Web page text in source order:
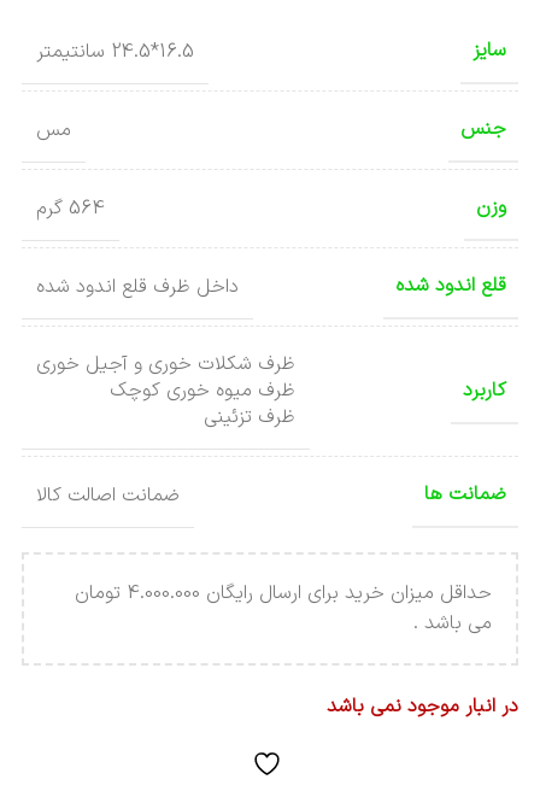
سایز 16.5*24.5 سانتیمتر
جنس مس
وزن 564 گرم
قلع اندود شده داخل ظرف قلع اندود شده
کاربرد
ظرف شکلات خوری و آجیل خوری
ظرف میوه خوری کوچک
ظرف تزئینی
ضمانت ها ضمانت اصالت کالا
حداقل میزان خرید برای ارسال رایگان 4.000.000 تومان
می باشد .
در انبار موجود نمی باشد